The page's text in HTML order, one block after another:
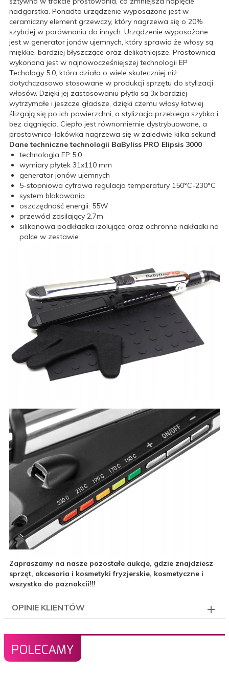
nadgarstka. Ponadto urządzenie wyposażone jest w
ceramiczny element grzewczy, który nagrzewa się o 20%
szybciej w porównaniu do innych. Urządzenie wyposażone
jest w generator jonów ujemnych, który sprawia że włosy są
miękkie, bardziej błyszczące oraz delikatniejsze. Prostownica
wykonana jest w najnowocześniejszej technologii EP
Techology 5.0, która działa o wiele skuteczniej niż
dotychczasowo stosowane w produkcji sprzętu do stylizacji
włosów. Dzięki jej zastosowaniu płytki są 3x bardziej
wytrzymałe i jeszcze gładsze, dzięki czemu włosy łatwiej
ślizgają się po ich powierzchni, a stylizacja przebiega szybko i
bez ciągnięcia. Ciepło jest równomiernie dystrybuowane, a
prostownico-lokówka nagrzewa się w zaledwie kilka sekund!
Dane techniczne technologii BaByliss PRO Elipsis 3000
technologia EP 5.0
wymiary płytek 31x110 mm
generator jonów ujemnych
5-stopniowa cyfrowa regulacja temperatury 150°C-230°C
system blokowania
oszczędność energii: 55W
przewód zasilający 2,7m
silikonowa podkładka izolująca oraz ochronne nakładki na
palce w zestawie
Zapraszamy na nasze pozostałe aukcje, gdzie znajdziesz
sprzęt, akcesoria i kosmetyki fryzjerskie, kosmetyczne i
wszystko do paznokcii!!!
OPINIE KLIENTÓW
POLECAMY